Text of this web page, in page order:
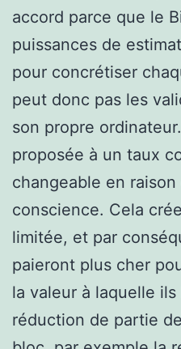
accord parce que le
puissances de
pour concrétiser
peut donc pas les
son propre
proposée à un taux
changeable en
conscience. Cela
limitée, et par
paieront plus cher
la valeur à laquelle ils
réduction de partie